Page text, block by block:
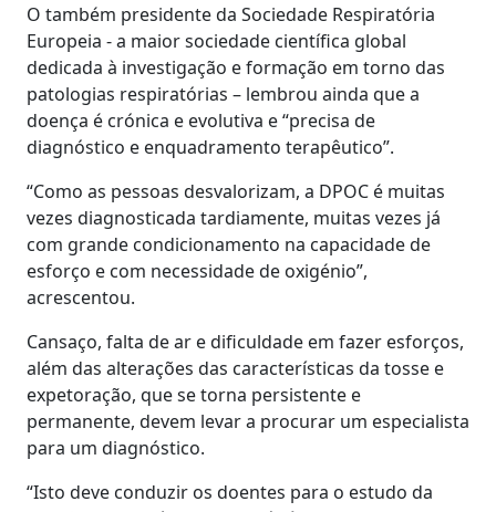
O também presidente da Sociedade Respiratória
Europeia - a maior sociedade científica global
dedicada à investigação e formação em torno das
patologias respiratórias – lembrou ainda que a
doença é crónica e evolutiva e “precisa de
diagnóstico e enquadramento terapêutico”.
“Como as pessoas desvalorizam, a DPOC é muitas
vezes diagnosticada tardiamente, muitas vezes já
com grande condicionamento na capacidade de
esforço e com necessidade de oxigénio”,
acrescentou.
Cansaço, falta de ar e dificuldade em fazer esforços,
além das alterações das características da tosse e
expetoração, que se torna persistente e
permanente, devem levar a procurar um especialista
para um diagnóstico.
“Isto deve conduzir os doentes para o estudo da